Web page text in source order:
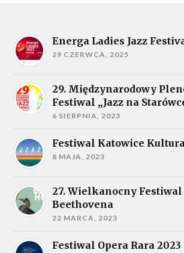
Energa Ladies Jazz
29 CZERWCA, 2025
29. Międzynarodowy
Festiwal „Jazz na
6 SIERPNIA, 2023
Festiwal Katowice
8 MAJA, 2023
27. Wielkanocny
Beethovena
22 MARCA, 2023
Festiwal Opera Rara 2023